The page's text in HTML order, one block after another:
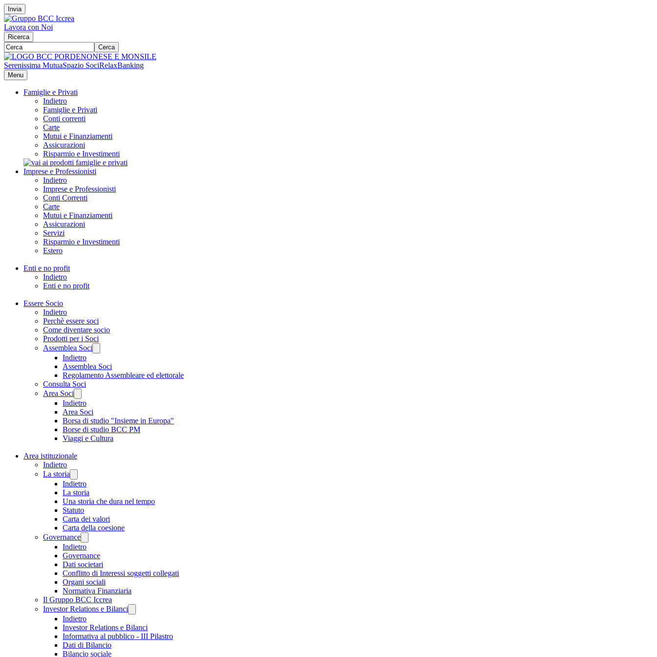
Invia
Lavora con Noi
Ricerca
Cerca
Serenissima MutuaSpazio SociRelaxBanking
Menu
Famiglie e Privati
Indietro
Famiglie e Privati
Conti correnti
Carte
Mutui e Finanziamenti
Assicurazioni
Risparmio e Investimenti
Imprese e Professionisti
Indietro
Imprese e Professionisti
Conti Correnti
Carte
Mutui e Finanziamenti
Assicurazioni
Servizi
Risparmio e Investimenti
Estero
Enti e no profit
Indietro
Enti e no profit
Essere Socio
Indietro
Perchè essere soci
Come diventare socio
Prodotti per i Soci
Assemblea Soci
Indietro
Assemblea Soci
Regolamento Assembleare ed elettorale
Consulta Soci
Area Soci
Indietro
Area Soci
Borsa di studio "Insieme in Europa"
Borse di studio BCC PM
Viaggi e Cultura
Area istituzionale
Indietro
La storia
Indietro
La storia
Una storia che dura nel tempo
Statuto
Carta dei valori
Carta della coesione
Governance
Indietro
Governance
Dati societari
Conflitto di Interessi soggetti collegati
Organi sociali
Normativa Finanziaria
Il Gruppo BCC Iccrea
Investor Relations e Bilanci
Indietro
Investor Relations e Bilanci
Informativa al pubblico - III Pilastro
Dati di Bilancio
Bilancio sociale